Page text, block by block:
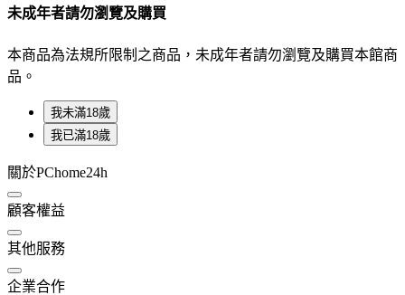
未成年者請勿瀏覽及購買
本商品為法規所限制之商品，未成年者請勿瀏覽及購買本館商
品。
我未滿18歲
我已滿18歲
關於PChome24h
顧客權益
其他服務
企業合作